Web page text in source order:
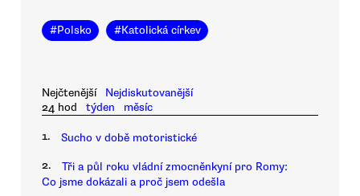
#Polsko #Katolická církev
Nejčtenější
Nejdiskutovanější
24 hod
týden měsíc
1. Sucho v době motoristické
2.
Tři a půl roku vládní zmocněnkyní pro Romy:
Co jsme dokázali a proč jsem odešla